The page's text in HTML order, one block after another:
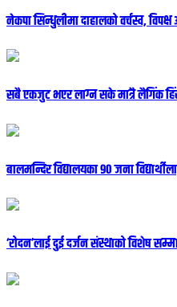
नेकपा सिन्धुलीमा दाहालको वर्चस्व, विपक्ष
सबै एकजुट भएर लाग्न सके मात्रै लैगिंक
बालमन्दिर विद्यालयका ९० जना
‘रोदन’लाई दुई दर्जन संस्थाको विशेष